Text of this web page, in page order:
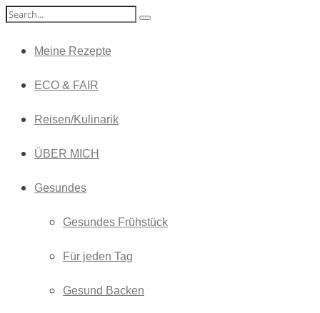
Meine Rezepte
ECO & FAIR
Reisen/Kulinarik
ÜBER MICH
Gesundes
Gesundes Frühstück
Für jeden Tag
Gesund Backen